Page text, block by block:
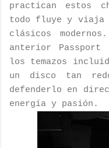
practican estos
todo fluye y viaja
clásicos
anterior Passport
los temazos
un disco tan
defenderlo en
energía y pasión.